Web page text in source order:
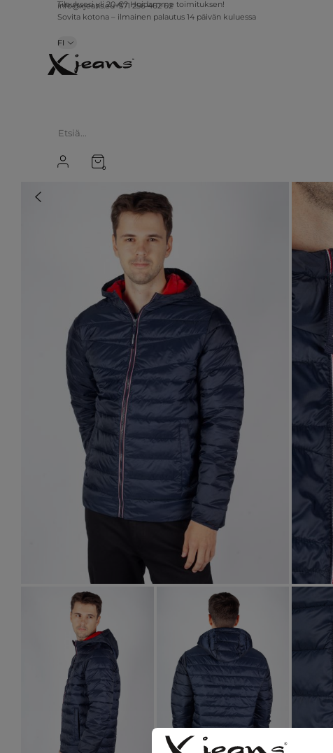
info@xjeans.eu+371 256 462 62
Tilauksesi yli 20 €? Hoidamme toimituksen!
Sovita kotona – ilmainen palautus 14 päivän kuluessa
FI
0